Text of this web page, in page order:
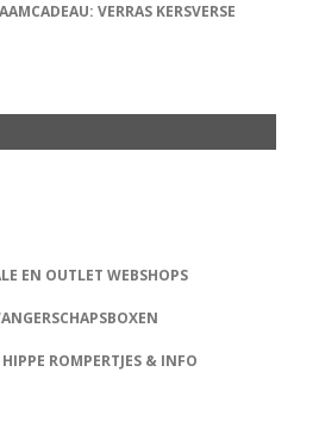
VERRAS KERSVERSE
EN OUTLET WEBSHOPS
ROMPERTJES & INFO